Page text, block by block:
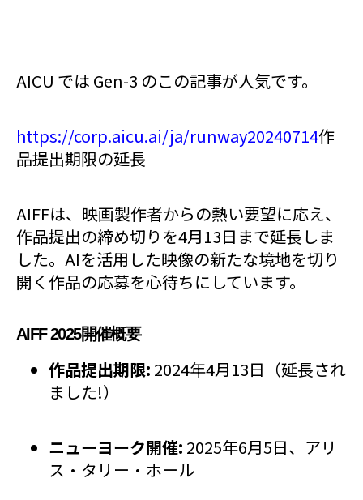
AICU では Gen-3 のこの記事が人気です。
https://corp.aicu.ai/ja/runway20240714作
品提出期限の延長
AIFFは、映画製作者からの熱い要望に応え、
作品提出の締め切りを4月13日まで延長しま
した。AIを活用した映像の新たな境地を切り
開く作品の応募を心待ちにしています。
AIFF 2025開催概要
作品提出期限: 2024年4月13日（延長され
ました!）
ニューヨーク開催: 2025年6月5日、アリ
ス・タリー・ホール